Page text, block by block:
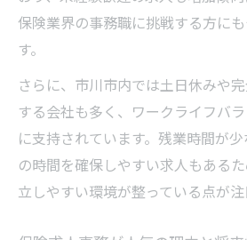
未経験から保険求人事務
バランス
市川市で選ぶ保険求人事
説
残業少なめな保険求人事
保険業界の事務職に挑戦する方に
す。
さらに、市川市内では土日休みや
する会社も多く、ワークライフバ
に支持されています。残業時間が
の時間を確保しやすい求人もある
立しやすい環境が整っている点が注